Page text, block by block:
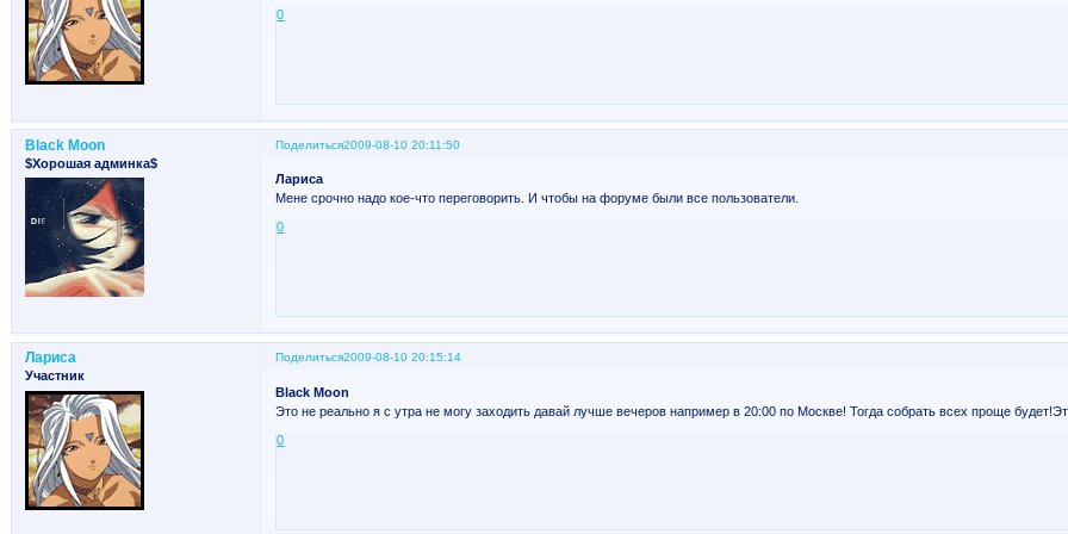
0
Поделиться2009-08-10 20:11:50
Black Moon
$Хорошая админка$
Лариса
Мене срочно надо кое-что переговорить. И чтобы на форуме были все пользователи.
0
Поделиться2009-08-10 20:15:14
Лариса
Участник
Black Moon
Это не реально я с утра не могу заходить давай лучше вечеров например в 20:00 по Москве! Тогда собрать всех проще
0